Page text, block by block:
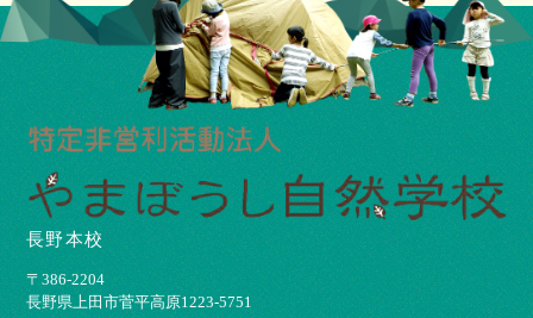
長野本校
〒386-2204
⻑野県上⽥市菅平⾼原1223-5751